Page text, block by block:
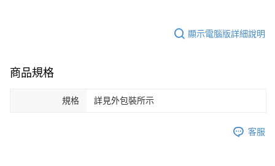
顯示電腦版詳細說明
商品規格
規格 詳見外包裝所示
客服